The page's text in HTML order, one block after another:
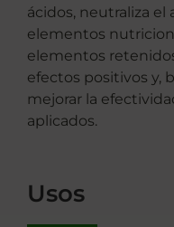
ácidos, neutraliza
elementos
elementos
efectos positivos y,
mejorar la
aplicados.
Usos